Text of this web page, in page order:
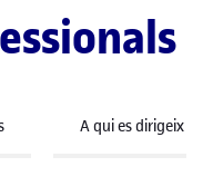
A qui es dirigeix